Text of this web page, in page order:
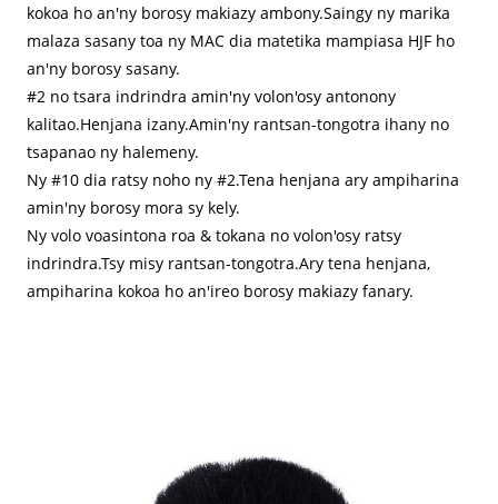
kokoa ho an'ny borosy makiazy ambony.Saingy ny marika
malaza sasany toa ny MAC dia matetika mampiasa HJF ho
an'ny borosy sasany.
#2 no tsara indrindra amin'ny volon'osy antonony
kalitao.Henjana izany.Amin'ny rantsan-tongotra ihany no
tsapanao ny halemeny.
Ny #10 dia ratsy noho ny #2.Tena henjana ary ampiharina
amin'ny borosy mora sy kely.
Ny volo voasintona roa & tokana no volon'osy ratsy
indrindra.Tsy misy rantsan-tongotra.Ary tena henjana,
ampiharina kokoa ho an'ireo borosy makiazy fanary.